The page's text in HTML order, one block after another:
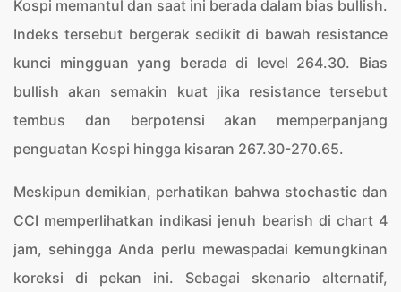
Kospi memantul dan saat ini berada dalam bias bullish.
Indeks tersebut bergerak sedikit di bawah resistance
kunci mingguan yang berada di level 264.30. Bias
bullish akan semakin kuat jika resistance tersebut
tembus dan berpotensi akan memperpanjang
penguatan Kospi hingga kisaran 267.30-270.65.
Meskipun demikian, perhatikan bahwa stochastic dan
CCI memperlihatkan indikasi jenuh bearish di chart 4
jam, sehingga Anda perlu mewaspadai kemungkinan
koreksi di pekan ini. Sebagai skenario alternatif,